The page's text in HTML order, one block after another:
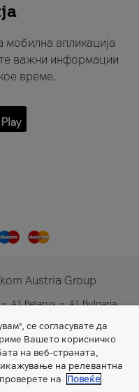
мобилна апликација
важни информации
време.
Austria Group
A1 Belarus
A1 Bulgaria
се согласувате да
Вашето корисничко
на веб-страната,
на релевантна
на
Повеќе